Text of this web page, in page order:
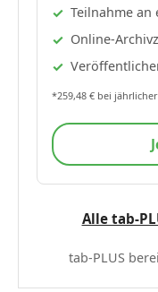
Teilnahme an
Online-
*259,48 € bei
Alle tab-
tab-PLUS